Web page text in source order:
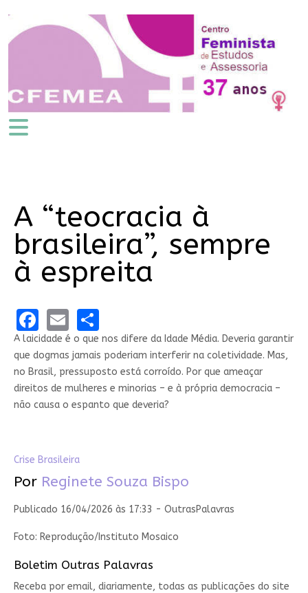
A “teocracia à
brasileira”, sempre
à espreita
Facebook
EmailShare
A laicidade é o que nos difere da Idade Média. Deveria garantir
que dogmas jamais poderiam interferir na coletividade. Mas,
no Brasil, pressuposto está corroído. Por que ameaçar
direitos de mulheres e minorias – e à própria democracia –
não causa o espanto que deveria?
Crise Brasileira
Por Reginete Souza Bispo
Publicado 16/04/2026 às 17:33 - OutrasPalavras
Foto: Reprodução/Instituto Mosaico
Boletim Outras Palavras
Receba por email, diariamente, todas as publicações do site